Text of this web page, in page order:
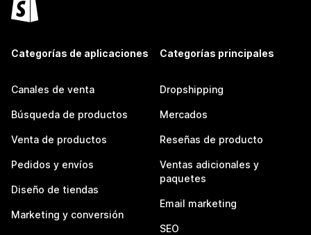
Categorías de aplicaciones
Canales de venta
Búsqueda de productos
Venta de productos
Pedidos y envíos
Diseño de tiendas
Marketing y conversión
Categorías principales
Dropshipping
Mercados
Reseñas de producto
Ventas adicionales y
paquetes
Email marketing
SEO